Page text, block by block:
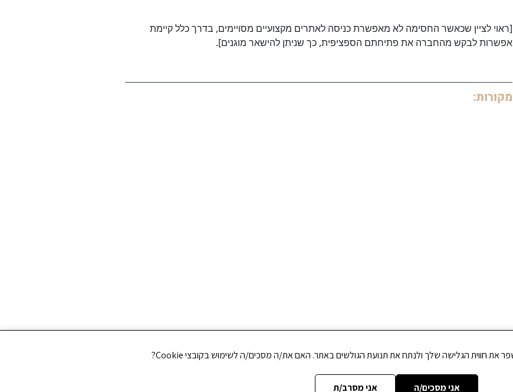
[ראוי לציין שכאשר החסימה לא מאפשרת כניסה לאתרים מקצועיים מסויימים, בדרך כלל קיימת
אפשרות לבקש מהחברה את פתיחתם הספציפית, כך שניתן להישאר מוגנים].
מקורות:
אני מסכים/ה אני מסרב/ת